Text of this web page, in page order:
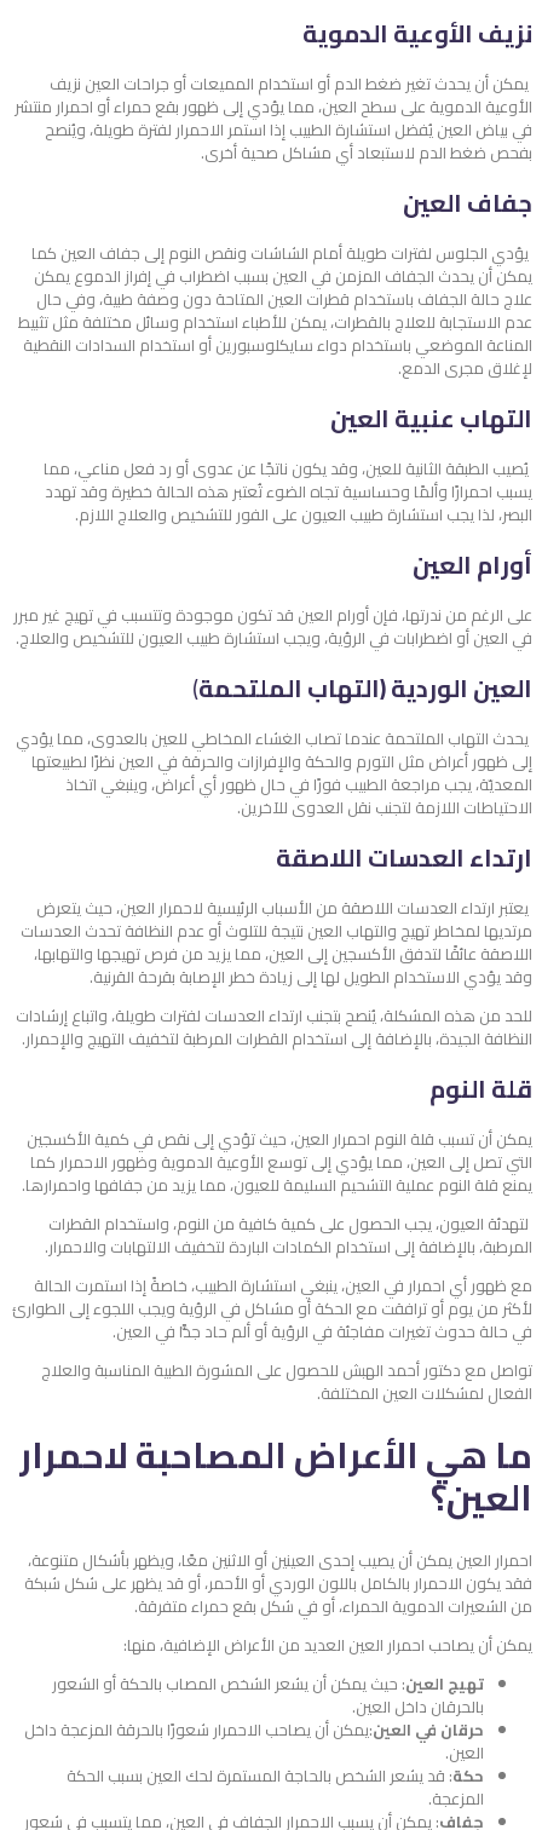
نزيف الأوعية الدموية
يمكن أن يحدث تغير ضغط الدم أو استخدام المميعات أو جراحات العين نزيف
الأوعية الدموية على سطح العين، مما يؤدي إلى ظهور بقع حمراء أو احمرار منتشر
في بياض العين يُفضل استشارة الطبيب إذا استمر الاحمرار لفترة طويلة، ويُنصح
بفحص ضغط الدم لاستبعاد أي مشاكل صحية أخرى.
جفاف العين
يؤدي الجلوس لفترات طويلة أمام الشاشات ونقص النوم إلى جفاف العين كما
يمكن أن يحدث الجفاف المزمن في العين بسبب اضطراب في إفراز الدموع يمكن
علاج حالة الجفاف باستخدام قطرات العين المتاحة دون وصفة طبية، وفي حال
عدم الاستجابة للعلاج بالقطرات، يمكن للأطباء استخدام وسائل مختلفة مثل تثبيط
المناعة الموضعي باستخدام دواء سايكلوسبورين أو استخدام السدادات النقطية
لإغلاق مجرى الدمع.
التهاب عنبية العين
يُصيب الطبقة الثانية للعين، وقد يكون ناتجًا عن عدوى أو رد فعل مناعي، مما
يسبب احمرارًا وألمًا وحساسية تجاه الضوء تُعتبر هذه الحالة خطيرة وقد تهدد
البصر، لذا يجب استشارة طبيب العيون على الفور للتشخيص والعلاج اللازم.
أورام العين
على الرغم من ندرتها، فإن أورام العين قد تكون موجودة وتتسبب في تهيج غير مبرر
في العين أو اضطرابات في الرؤية، ويجب استشارة طبيب العيون للتشخيص والعلاج.
العين الوردية (التهاب الملتحمة)
يحدث التهاب الملتحمة عندما تصاب الغشاء المخاطي للعين بالعدوى، مما يؤدي
إلى ظهور أعراض مثل التورم والحكة والإفرازات والحرقة في العين نظرًا لطبيعتها
المعديّة، يجب مراجعة الطبيب فورًا في حال ظهور أي أعراض، وينبغي اتخاذ
الاحتياطات اللازمة لتجنب نقل العدوى للآخرين.
ارتداء العدسات اللاصقة
يعتبر ارتداء العدسات اللاصقة من الأسباب الرئيسية لاحمرار العين، حيث يتعرض
مرتديها لمخاطر تهيج والتهاب العين نتيجة للتلوث أو عدم النظافة تحدث العدسات
اللاصقة عائقًا لتدفق الأكسجين إلى العين، مما يزيد من فرص تهيجها والتهابها،
وقد يؤدي الاستخدام الطويل لها إلى زيادة خطر الإصابة بقرحة القرنية.
للحد من هذه المشكلة، يُنصح بتجنب ارتداء العدسات لفترات طويلة، واتباع إرشادات
النظافة الجيدة، بالإضافة إلى استخدام القطرات المرطبة لتخفيف التهيج والإحمرار.
قلة النوم
يمكن أن تسبب قلة النوم احمرار العين، حيث تؤدي إلى نقص في كمية الأكسجين
التي تصل إلى العين، مما يؤدي إلى توسع الأوعية الدموية وظهور الاحمرار كما
يمنع قلة النوم عملية التشحيم السليمة للعيون، مما يزيد من جفافها واحمرارها.
لتهدئة العيون، يجب الحصول على كمية كافية من النوم، واستخدام القطرات
المرطبة، بالإضافة إلى استخدام الكمادات الباردة لتخفيف الالتهابات والاحمرار.
مع ظهور أي احمرار في العين، ينبغي استشارة الطبيب، خاصةً إذا استمرت الحالة
لأكثر من يوم أو ترافقت مع الحكة أو مشاكل في الرؤية ويجب اللجوء إلى الطوارئ
في حالة حدوث تغيرات مفاجئة في الرؤية أو ألم حاد جدًّا في العين.
تواصل مع دكتور أحمد الهبش للحصول على المشورة الطبية المناسبة والعلاج
الفعال لمشكلات العين المختلفة.
ما هي الأعراض المصاحبة لاحمرار
العين؟
احمرار العين يمكن أن يصيب إحدى العينين أو الاثنين معًا، ويظهر بأشكال متنوعة،
فقد يكون الاحمرار بالكامل باللون الوردي أو الأحمر، أو قد يظهر على شكل شبكة
من الشعيرات الدموية الحمراء، أو في شكل بقع حمراء متفرقة.
يمكن أن يصاحب احمرار العين العديد من الأعراض الإضافية، منها:
تهيج العين: حيث يمكن أن يشعر الشخص المصاب بالحكة أو الشعور
بالحرقان داخل العين.
حرقان في العين:يمكن أن يصاحب الاحمرار شعورًا بالحرقة المزعجة داخل
العين.
حكة: قد يشعر الشخص بالحاجة المستمرة لحك العين بسبب الحكة
المزعجة.
جفاف: يمكن أن يسبب الاحمرار الجفاف في العين، مما يتسبب في شعور